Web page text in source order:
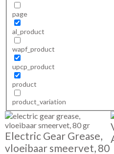
page
al_product
wapf_product
upcp_product
product
product_variation
Electric Gear Grease,
vloeibaar smeervet, 80